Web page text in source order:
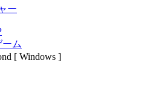
ー
ム
[ Windows ]